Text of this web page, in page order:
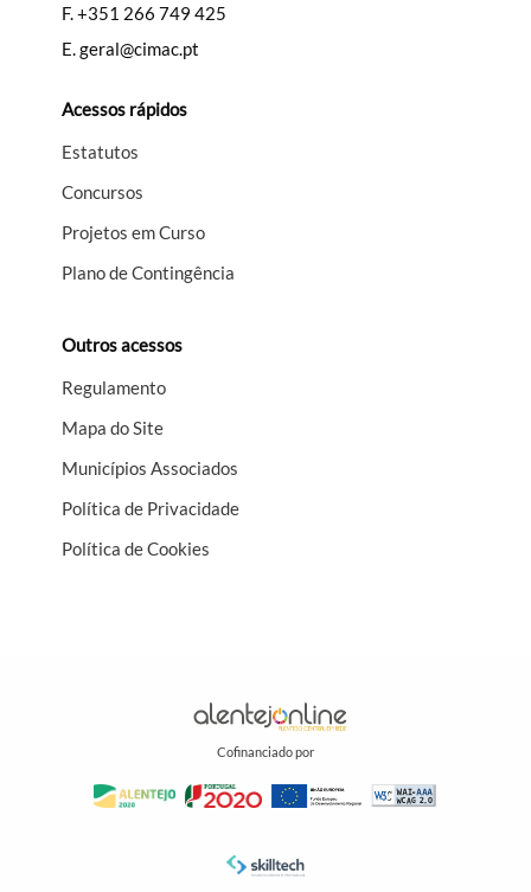
F.+351 266 749 425
E.geral@cimac.pt
Acessos rápidos
Estatutos
Concursos
Projetos em Curso
Plano de Contingência
Outros acessos
Regulamento
Mapa do Site
Municípios Associados
Política de Privacidade
Política de Cookies
Cofinanciado por